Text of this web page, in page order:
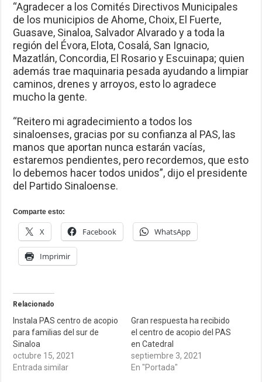
“Agradecer a los Comités Directivos Municipales
de los municipios de Ahome, Choix, El Fuerte,
Guasave, Sinaloa, Salvador Alvarado y a toda la
región del Évora, Elota, Cosalá, San Ignacio,
Mazatlán, Concordia, El Rosario y Escuinapa; quien
además trae maquinaria pesada ayudando a limpiar
caminos, drenes y arroyos, esto lo agradece
mucho la gente.
“Reitero mi agradecimiento a todos los
sinaloenses, gracias por su confianza al PAS, las
manos que aportan nunca estarán vacías,
estaremos pendientes, pero recordemos, que esto
lo debemos hacer todos unidos”, dijo el presidente
del Partido Sinaloense.
Comparte esto:
X Facebook WhatsApp
Imprimir
Relacionado
Instala PAS centro de acopio
para familias del sur de
Sinaloa
octubre 15, 2021
Entrada similar
Gran respuesta ha recibido
el centro de acopio del PAS
en Catedral
septiembre 3, 2021
En "Portada"